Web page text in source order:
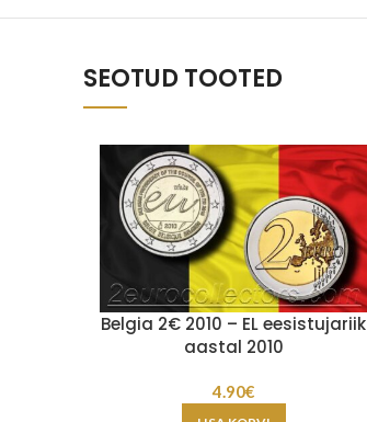
SEOTUD TOOTED
Belgia 2€ 2010 – EL eesistujariik
aastal 2010
4.90€